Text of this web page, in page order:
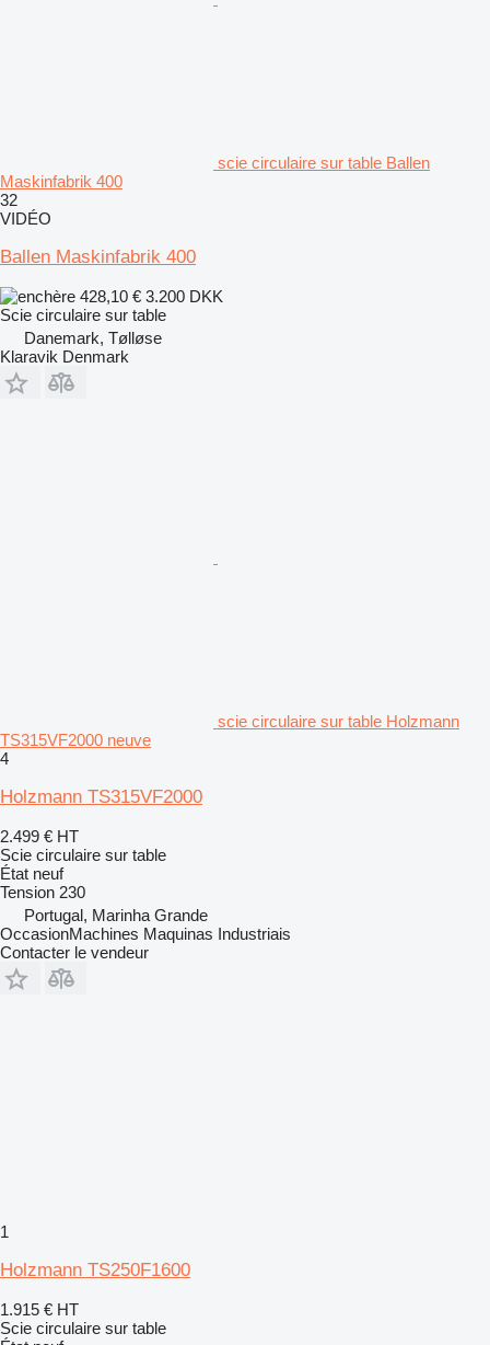
scie circulaire sur table Ballen
Maskinfabrik 400
32
VIDÉO
Ballen Maskinfabrik 400
428,10 € 3.200 DKK
Scie circulaire sur table
Danemark, Tølløse
Klaravik Denmark
scie circulaire sur table Holzmann
TS315VF2000 neuve
4
Holzmann TS315VF2000
2.499 € HT
Scie circulaire sur table
État neuf
Tension 230
Portugal, Marinha Grande
OccasionMachines Maquinas Industriais
Contacter le vendeur
1
Holzmann TS250F1600
1.915 € HT
Scie circulaire sur table